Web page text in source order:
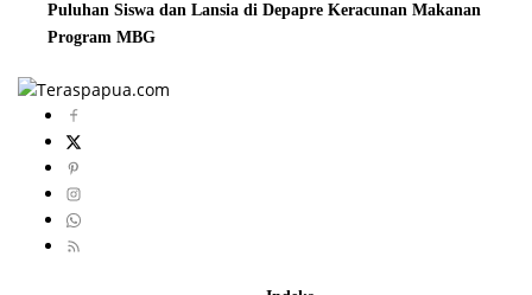
Puluhan Siswa dan Lansia di Depapre Keracunan Makanan
Program MBG